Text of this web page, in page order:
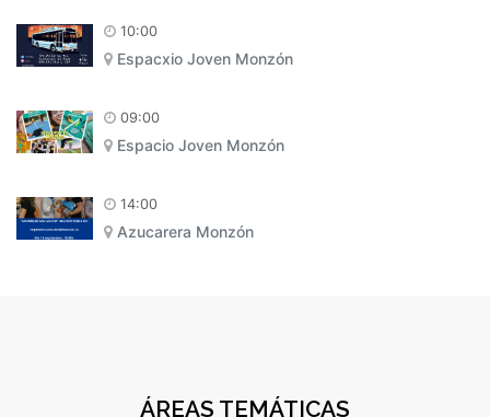
10:00
Espacxio Joven Monzón
09:00
Espacio Joven Monzón
14:00
Azucarera Monzón
ÁREAS TEMÁTICAS